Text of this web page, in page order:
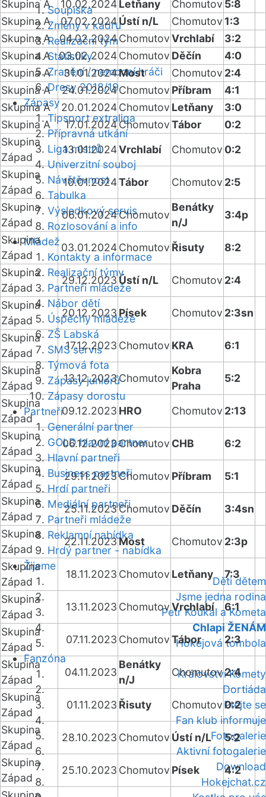
Soupiska
Změny v kádru
Realizační tým
Statistiky
Zranění / nemocní hráči
Dresy 2018/19
Zápasy
Tipsport extraliga
Přípravná utkání
Liga mistrů
Univerzitní souboj
Návštěvnost
Tabulka
Výsledkový servis
Rozlosování a info
Mládež
Kontakty a informace
Realizační týmy
Partneři mládeže
Nábor dětí
Úspěchy mládeže
ZŠ Labská
SMS servis
Týmová fota
Zápasy juniorů
Zápasy dorostu
Partneři
Generální partner
GOLD hlavní partner
Hlavní partneři
Business partneři
Hrdí partneři
Mediální partneři
Partneři mládeže
Reklamní nabídka
Hrdý partner - nabídka
Žijeme
Děti dětem
Jsme jedna rodina
Petr Koukal a Kometa
Chlapi ŽENÁM
Hokejová tombola
Fanzóna
Království Komety
Dortiáda
Ptejte se
Fan klub informuje
Fotogalerie
Aktivní fotogalerie
Download
Hokejchat.cz
Skupina A
10.02.2024Letňany Chomutov 5:8
Skupina A
07.02.2024Ústí n/L Chomutov 1:3
Skupina A
04.02.2024ChomutovVrchlabí
3:2
Skupina A
03.02.2024Chomutov Děčín
4:0
Skupina A
31.01.2024Most Chomutov 2:4
Skupina A
24.01.2024Chomutov Příbram
4:1
Skupina A
20.01.2024Chomutov Letňany
3:0
Skupina A
17.01.2024ChomutovTábor
0:2
Skupina
Západ
13.01.2024Vrchlabí Chomutov 0:2
Skupina
Západ
10.01.2024Tábor Chomutov 2:5
Skupina
Západ
06.01.2024Chomutov
Benátky
n/J
3:4p
Skupina
Západ
03.01.2024Chomutov Řisuty
8:2
Skupina
Západ
29.12.2023Ústí n/L Chomutov 2:4
Skupina
Západ
20.12.2023Písek Chomutov 2:3sn
Skupina
Západ
17.12.2023 Chomutov KRA
6:1
Skupina
Západ
13.12.2023Chomutov
Kobra
Praha
5:2
Skupina
Západ
09.12.2023 HRO Chomutov 2:13
Skupina
Západ
06.12.2023Chomutov CHB
6:2
Skupina
Západ
29.11.2023Chomutov Příbram
5:1
Skupina
Západ
25.11.2023Chomutov Děčín
3:4sn
Skupina
Západ
22.11.2023Most Chomutov 2:3p
Skupina
Západ
18.11.2023 Chomutov Letňany
7:3
Skupina
Západ
13.11.2023 ChomutovVrchlabí
6:1
Skupina
Západ
07.11.2023 ChomutovTábor
2:3
Skupina
Západ
04.11.2023
Benátky
n/J
Chomutov2:4
Skupina
Západ
01.11.2023 Řisuty Chomutov0:2
Skupina
Západ
28.10.2023 Chomutov Ústí n/L
5:2
Skupina
Západ
25.10.2023 Chomutov Písek
4:2